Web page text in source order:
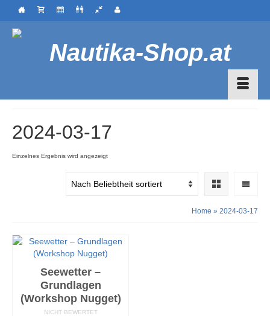
2024-03-17
Einzelnes Ergebnis wird angezeigt
Home » 2024-03-17
Seewetter –
Grundlagen
(Workshop Nugget)
NICHT BEWERTET